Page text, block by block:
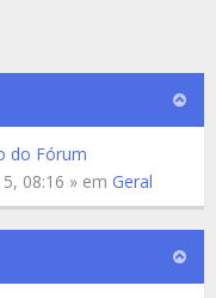
do Fórum
08:16 » em Geral